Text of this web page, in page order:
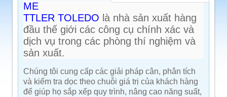
ME
TTLER TOLEDO là nhà sản xuất hàng
đầu thế giới các công cụ chính xác và
dịch vụ trong các phòng thí nghiệm và
sản xuất.
Chúng tôi cung cấp các giải pháp cân, phân tích
và kiểm tra dọc theo chuỗi giá trị của khách hàng
để giúp họ sắp xếp quy trình, nâng cao năng suất,